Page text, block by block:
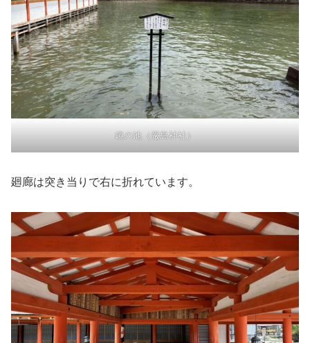
鏡の池（厳島神社）
廻廊は突き当りで右に折れています。